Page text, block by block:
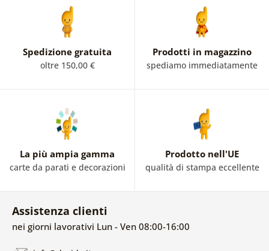
Spedizione gratuita
oltre 150,00 €
Prodotti in magazzino
spediamo immediatamente
La più ampia gamma
carte da parati e decorazioni
Prodotto nell'UE
qualità di stampa eccellente
Assistenza clienti
nei giorni lavorativi Lun - Ven 08:00-16:00